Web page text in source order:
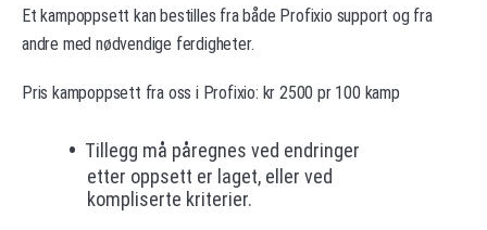
Et kampoppsett kan bestilles fra både Profixio support og fra
andre med nødvendige ferdigheter.
Pris kampoppsett fra oss i Profixio: kr 2500 pr 100 kamp
Tillegg må påregnes ved endringer
etter oppsett er laget, eller ved
kompliserte kriterier.